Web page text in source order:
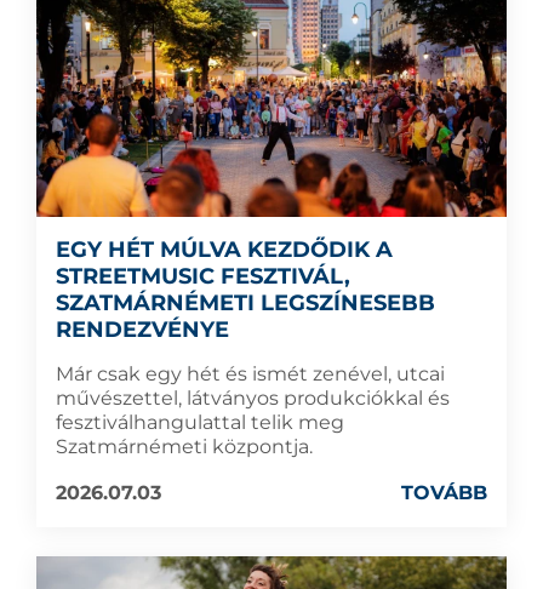
EGY HÉT MÚLVA KEZDŐDIK A
STREETMUSIC FESZTIVÁL,
SZATMÁRNÉMETI LEGSZÍNESEBB
RENDEZVÉNYE
Már csak egy hét és ismét zenével, utcai
művészettel, látványos produkciókkal és
fesztiválhangulattal telik meg
Szatmárnémeti központja.
2026.07.03
TOVÁBB